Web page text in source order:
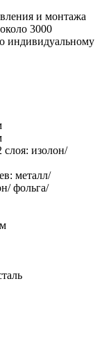
и монтажа
3000
индивидуальному
слоя: изолон/
металл/
фольга/